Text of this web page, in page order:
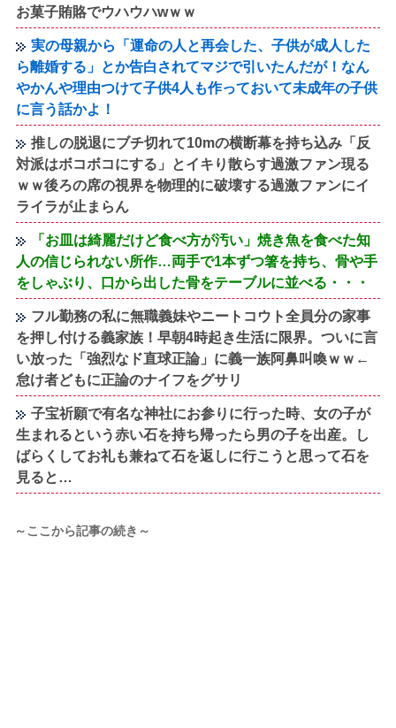
お菓子賄賂でウハウハwｗｗ
実の母親から「運命の人と再会した、子供が成人した
ら離婚する」とか告白されてマジで引いたんだが！なん
やかんや理由つけて子供4人も作っておいて未成年の子供
に言う話かよ！
推しの脱退にブチ切れて10mの横断幕を持ち込み「反
対派はボコボコにする」とイキり散らす過激ファン現る
ｗｗ後ろの席の視界を物理的に破壊する過激ファンにイ
ライラが止まらん
「お皿は綺麗だけど食べ方が汚い」焼き魚を食べた知
人の信じられない所作…両手で1本ずつ箸を持ち、骨や手
をしゃぶり、口から出した骨をテーブルに並べる・・・
フル勤務の私に無職義妹やニートコウト全員分の家事
を押し付ける義家族！早朝4時起き生活に限界。ついに言
い放った「強烈なド直球正論」に義一族阿鼻叫喚ｗｗ←
怠け者どもに正論のナイフをグサリ
子宝祈願で有名な神社にお参りに行った時、女の子が
生まれるという赤い石を持ち帰ったら男の子を出産。し
ばらくしてお礼も兼ねて石を返しに行こうと思って石を
見ると…
～ここから記事の続き～